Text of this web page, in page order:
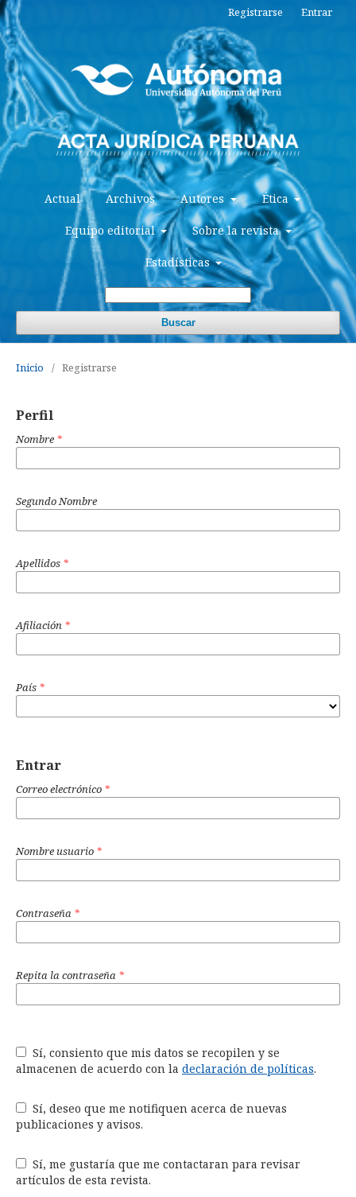
Actual Archivos Autores Ética
Equipo editorial Sobre la revista
Estadísticas
Buscar
Registrarse Entrar
Inicio / Registrarse
Perfil
Nombre *
Segundo Nombre
Apellidos *
Afiliación *
País *
Entrar
Correo electrónico *
Nombre usuario *
Contraseña *
Repita la contraseña *
almacenen de acuerdo con la declaración de políticas.
publicaciones y avisos.
artículos de esta revista.